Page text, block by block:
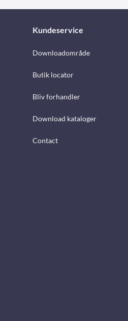
Kundeservice
Downloadområde
Butik locator
Bliv forhandler
Download kataloger
Contact